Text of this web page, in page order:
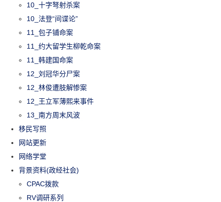
10_十字弩射杀案
10_法登“间谍论”
11_包子铺命案
11_约大留学生柳乾命案
11_韩建国命案
12_刘冠华分尸案
12_林俊遭肢解惨案
12_王立军薄熙来事件
13_南方周末风波
移民写照
网站更新
网络学堂
背景资料(政经社会)
CPAC拨款
RV调研系列